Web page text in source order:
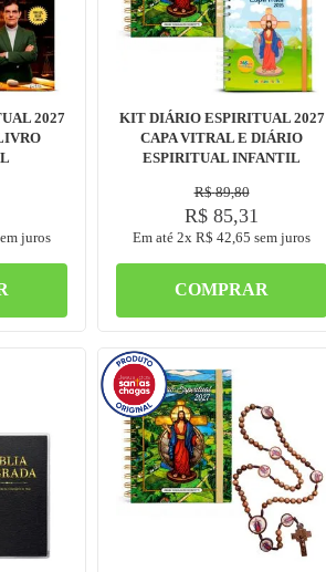
2027
juros
KIT DIÁRIO ESPIRITUAL 2027
CAPA VITRAL E DIÁRIO
ESPIRITUAL INFANTIL
R$ 89,80
R$ 85,31
Em até 2x R$ 42,65 sem juros
COMPRAR